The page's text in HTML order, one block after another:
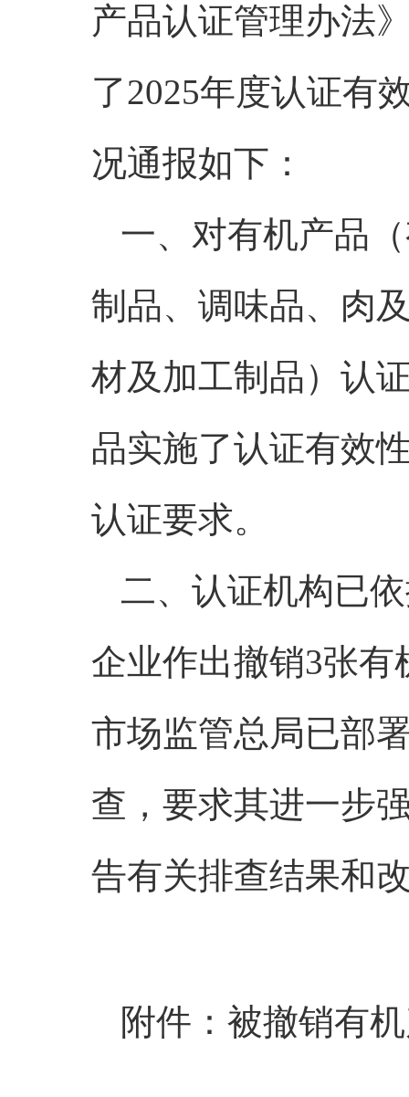
产品认证管理办法
了2025年度认证有
况通报如下：
一、对有机产品
制品、调味品、肉
材及加工制品）认
品实施了认证有效
认证要求。
二、认证机构已
企业作出撤销3张
市场监管总局已部
查，要求其进一步
告有关排查结果和
附件： 被撤销有